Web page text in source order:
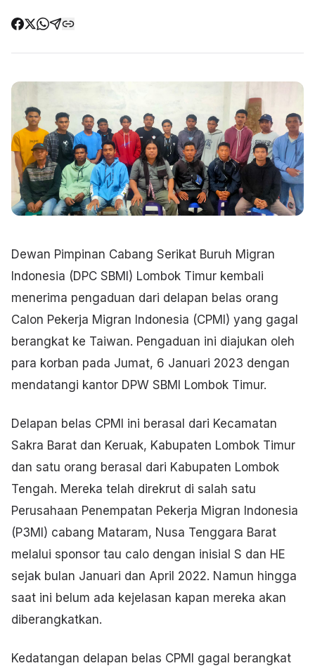
Dewan Pimpinan Cabang Serikat Buruh Migran
Indonesia (DPC SBMI) Lombok Timur kembali
menerima pengaduan dari delapan belas orang
Calon Pekerja Migran Indonesia (CPMI) yang gagal
berangkat ke Taiwan. Pengaduan ini diajukan oleh
para korban pada Jumat, 6 Januari 2023 dengan
mendatangi kantor DPW SBMI Lombok Timur.
Delapan belas CPMI ini berasal dari Kecamatan
Sakra Barat dan Keruak, Kabupaten Lombok Timur
dan satu orang berasal dari Kabupaten Lombok
Tengah. Mereka telah direkrut di salah satu
Perusahaan Penempatan Pekerja Migran Indonesia
(P3MI) cabang Mataram, Nusa Tenggara Barat
melalui sponsor tau calo dengan inisial S dan HE
sejak bulan Januari dan April 2022. Namun hingga
saat ini belum ada kejelasan kapan mereka akan
diberangkatkan.
Kedatangan delapan belas CPMI gagal berangkat